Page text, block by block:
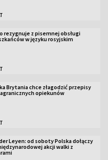
rezygnuje z pisemnej obsługi
w języku rosyjskim
Brytania chce złagodzić przepisy
opiekunów
Leyen: od soboty Polska dołączy
akcji walki z